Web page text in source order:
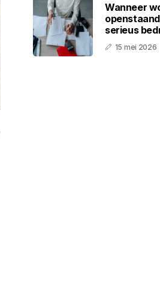
Wanneer
serieus
15 mei 2026